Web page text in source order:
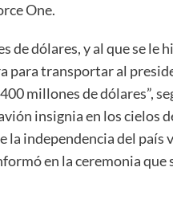
One.
de dólares, y al que se le
para transportar al
millones de dólares”,
insignia en los cielos
independencia del país
en la ceremonia que